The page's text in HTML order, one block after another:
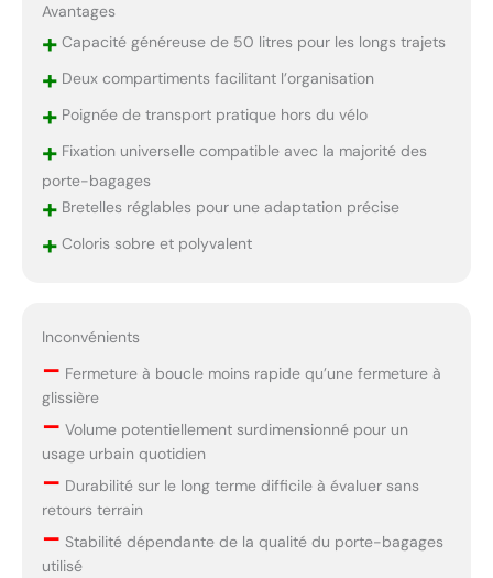
Avantages
+Capacité généreuse de 50 litres pour les longs trajets
+Deux compartiments facilitant l’organisation
+Poignée de transport pratique hors du vélo
+Fixation universelle compatible avec la majorité des
porte-bagages
+Bretelles réglables pour une adaptation précise
+Coloris sobre et polyvalent
Inconvénients
– Fermeture à boucle moins rapide qu’une fermeture à
glissière
– Volume potentiellement surdimensionné pour un
usage urbain quotidien
– Durabilité sur le long terme difficile à évaluer sans
retours terrain
– Stabilité dépendante de la qualité du porte-bagages
utilisé